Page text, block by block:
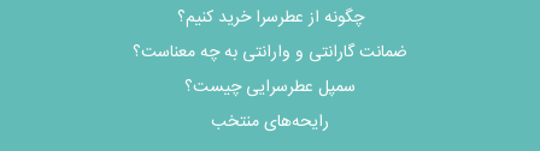
چگونه از عطرسرا خرید کنیم؟
ضمانت گارانتی و وارانتی به چه معناست؟
سمپل عطرسرایی چیست؟
رایحه‌های منتخب